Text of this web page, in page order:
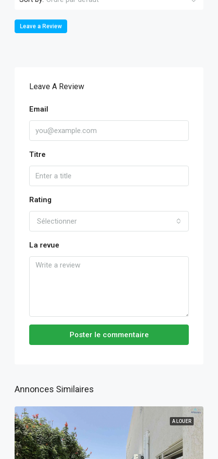
Leave a Review
Leave A Review
Email
Titre
Rating
Sélectionner
La revue
Poster le commentaire
Annonces Similaires
A LOUER